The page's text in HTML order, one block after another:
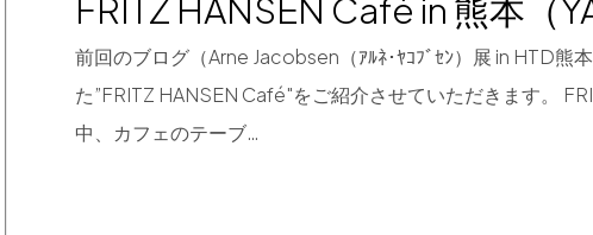
FRITZ HANSEN Café in 熊本（
前回のブログ（Arne Jacobsen（ｱﾙﾈ･ﾔｺﾌﾞｾﾝ）展 in HTD熊
た”FRITZ HANSEN Café"をご紹介させていただきます。
中、カフェのテーブ…